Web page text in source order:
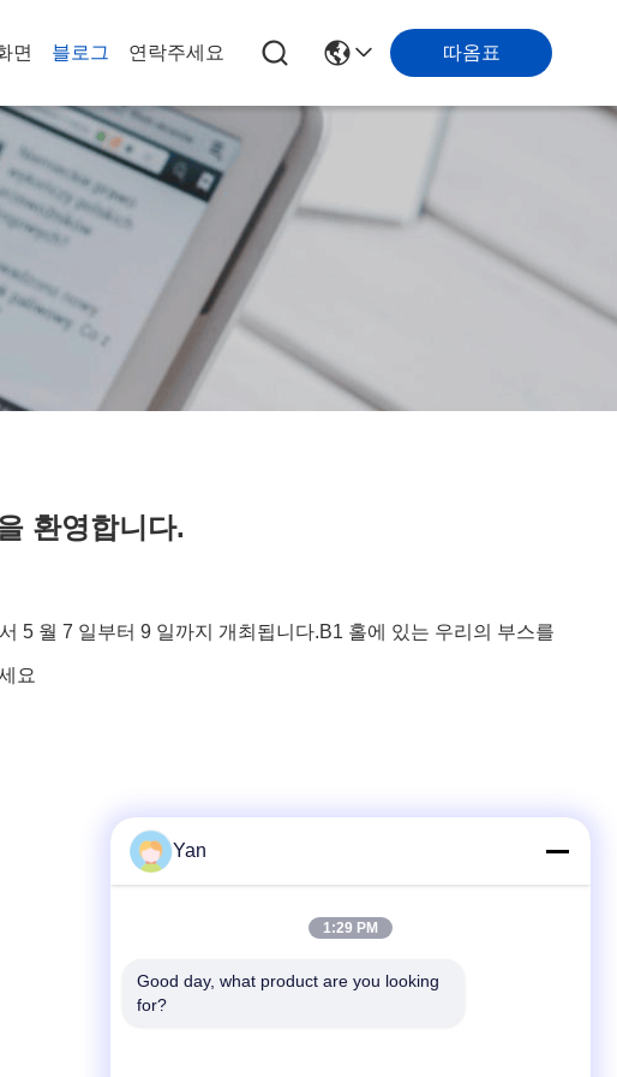
면 블로그 연락주세요 따옴표
환영합니다.
5 월 7 일부터 9 일까지 개최됩니다.B1 홀에 있는 우리의 부스를
요
TEL :
Yan
1:29 PM
Good day, what product are you looking
for?